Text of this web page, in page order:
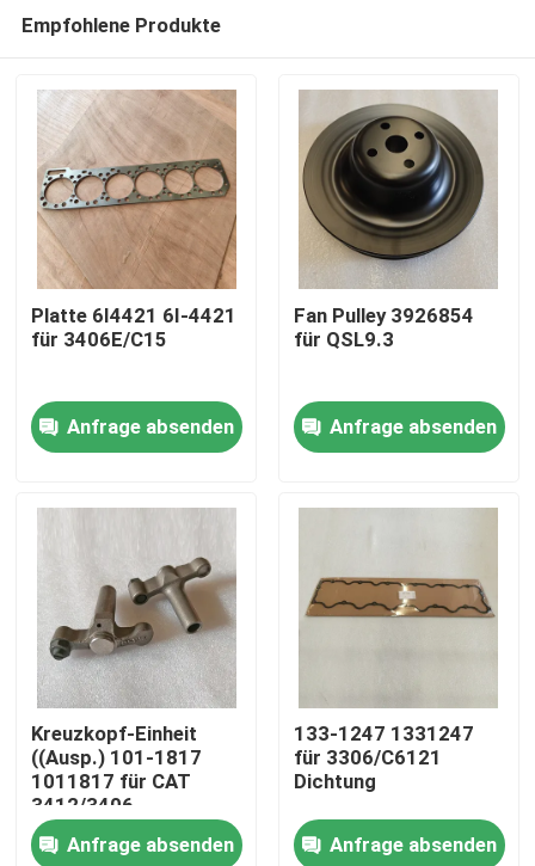
Produkte
Videos
Über uns
Werksbesichtigung
Empfohlene Produkte
Platte 6I4421 6I-4421
für 3406E/C15
Anfrage absenden
Fan Pulley 3926854
für QSL9.3
Anfrage absenden
Kreuzkopf-Einheit
((Ausp.) 101-1817
1011817 für CAT
3412/3406
Anfrage absenden
133-1247 1331247
für 3306/C6121
Dichtung
Anfrage absenden